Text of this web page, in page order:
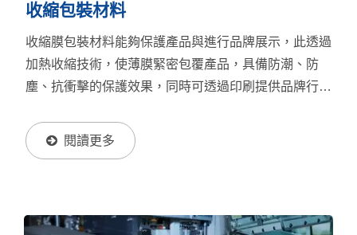
收縮包裝材料
收縮膜包裝材料能夠保護產品與進行品牌展示，此透過
加熱收縮技術，使薄膜緊密包覆產品，具備防潮、防
塵、抗衝擊的保護效果，同時可透過印刷提供品牌行銷
OPS、PE、PP和PET，收縮膜包裝廣泛應用於食品、
化工、製藥、文具、玩具、電子產品等行業，滿足多元
將品牌標誌、產品說明和促銷信息清晰展示在包裝表
閱讀更多